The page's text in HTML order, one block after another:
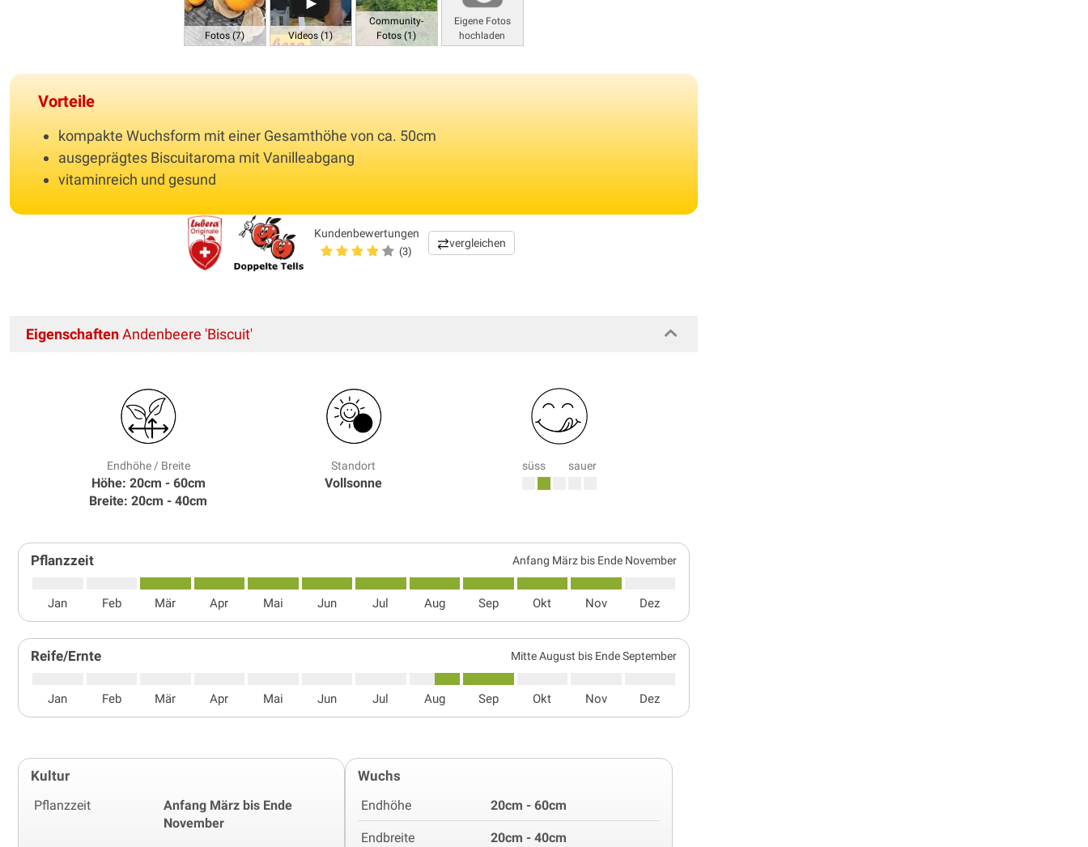
Fotos (7) Videos (1)
Community-
Fotos (1)
Eigene Fotos
hochladen
Vorteile
kompakte Wuchsform mit einer Gesamthöhe von ca. 50cm
ausgeprägtes Biscuitaroma mit Vanilleabgang
vitaminreich und gesund
Kundenbewertungen
(3)
vergleichen
EigenschaftenAndenbeere 'Biscuit'
Endhöhe / Breite
Höhe: 20cm - 60cm
Breite: 20cm - 40cm
Standort
Vollsonne
süss sauer
Pflanzzeit Anfang März bis Ende November
Jan Feb Mär Apr Mai Jun Jul Aug Sep Okt Nov Dez
Reife/Ernte Mitte August bis Ende September
Jan Feb Mär Apr Mai Jun Jul Aug Sep Okt Nov Dez
Kultur
Pflanzzeit
Anfang März bis Ende
November
Wuchs
Endhöhe 20cm - 60cm
Endbreite 20cm - 40cm